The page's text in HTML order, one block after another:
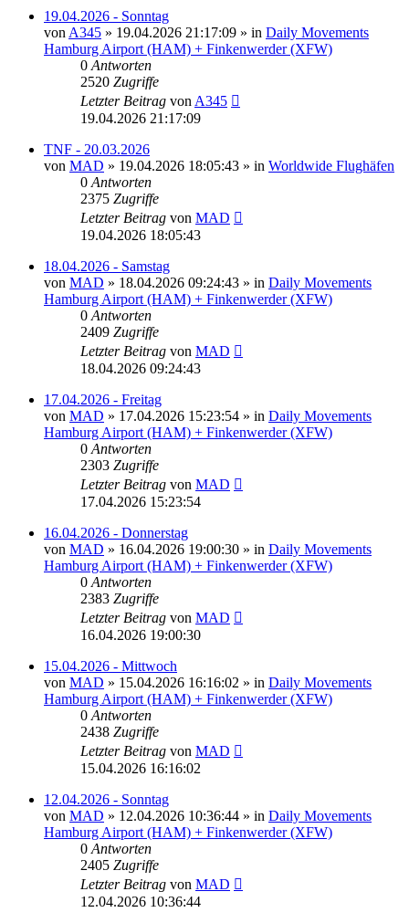
19.04.2026 - Sonntag
von A345 » 19.04.2026 21:17:09 » in Daily Movements
Hamburg Airport (HAM) + Finkenwerder (XFW)
0 Antworten
2520 Zugriffe
Letzter Beitrag von A345
19.04.2026 21:17:09
TNF - 20.03.2026
von MAD » 19.04.2026 18:05:43 » in Worldwide Flughäfen
0 Antworten
2375 Zugriffe
Letzter Beitrag von MAD
19.04.2026 18:05:43
18.04.2026 - Samstag
von MAD » 18.04.2026 09:24:43 » in Daily Movements
Hamburg Airport (HAM) + Finkenwerder (XFW)
0 Antworten
2409 Zugriffe
Letzter Beitrag von MAD
18.04.2026 09:24:43
17.04.2026 - Freitag
von MAD » 17.04.2026 15:23:54 » in Daily Movements
Hamburg Airport (HAM) + Finkenwerder (XFW)
0 Antworten
2303 Zugriffe
Letzter Beitrag von MAD
17.04.2026 15:23:54
16.04.2026 - Donnerstag
von MAD » 16.04.2026 19:00:30 » in Daily Movements
Hamburg Airport (HAM) + Finkenwerder (XFW)
0 Antworten
2383 Zugriffe
Letzter Beitrag von MAD
16.04.2026 19:00:30
15.04.2026 - Mittwoch
von MAD » 15.04.2026 16:16:02 » in Daily Movements
Hamburg Airport (HAM) + Finkenwerder (XFW)
0 Antworten
2438 Zugriffe
Letzter Beitrag von MAD
15.04.2026 16:16:02
12.04.2026 - Sonntag
von MAD » 12.04.2026 10:36:44 » in Daily Movements
Hamburg Airport (HAM) + Finkenwerder (XFW)
0 Antworten
2405 Zugriffe
Letzter Beitrag von MAD
12.04.2026 10:36:44